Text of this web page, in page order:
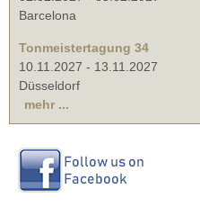
Barcelona
Tonmeistertagung 34
10.11.2027 - 13.11.2027
Düsseldorf
mehr ...